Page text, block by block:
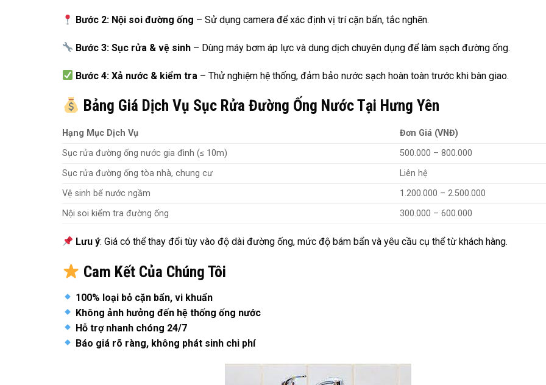
Bước 2: Nội soi đường ống – Sử dụng camera để xác định vị trí cặn bẩn, tắc nghẽn.
Bước 3: Sục rửa & vệ sinh – Dùng máy bơm áp lực và dung dịch chuyên dụng để làm sạch đường ống.
Bước 4: Xả nước & kiểm tra – Thử nghiệm hệ thống, đảm bảo nước sạch hoàn toàn trước khi bàn giao.
Bảng Giá Dịch Vụ Sục Rửa Đường Ống Nước Tại Hưng Yên
Hạng Mục Dịch Vụ
Đơn Giá (VNĐ)
Sục rửa đường ống nước gia đình (≤ 10m)
500.000 – 800.000
Sục rửa đường ống tòa nhà, chung cư
Liên hệ
Vệ sinh bể nước ngầm
1.200.000 – 2.500.000
Nội soi kiểm tra đường ống
300.000 – 600.000
Lưu ý: Giá có thể thay đổi tùy vào độ dài đường ống, mức độ bám bẩn và yêu cầu cụ thể từ khách hàng.
Cam Kết Của Chúng Tôi
100% loại bỏ cặn bẩn, vi khuẩn
Không ảnh hưởng đến hệ thống ống nước
Hỗ trợ nhanh chóng 24/7
Báo giá rõ ràng, không phát sinh chi phí